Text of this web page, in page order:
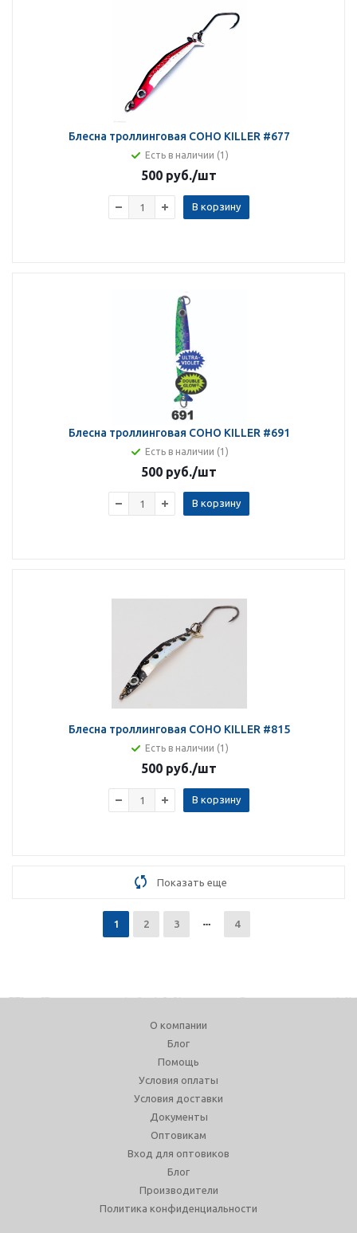
Блесна троллинговая COHO KILLER #677
Есть в наличии (1)
500 руб./шт
В корзину
Блесна троллинговая COHO KILLER #691
Есть в наличии (1)
500 руб./шт
В корзину
Блесна троллинговая COHO KILLER #815
Есть в наличии (1)
500 руб./шт
В корзину
Показать еще
1 2 3 4
О компании
Блог
Помощь
Условия оплаты
Условия доставки
Документы
Оптовикам
Вход для оптовиков
Блог
Производители
Политика конфиденциальности